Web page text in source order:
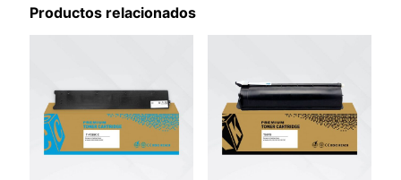
Productos relacionados